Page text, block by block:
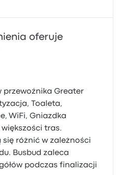
oferuje
przewoźnika Greater
Toaleta,
WiFi, Gniazdka
tras.
różnić w zależności
Busbud zaleca
podczas finalizacji